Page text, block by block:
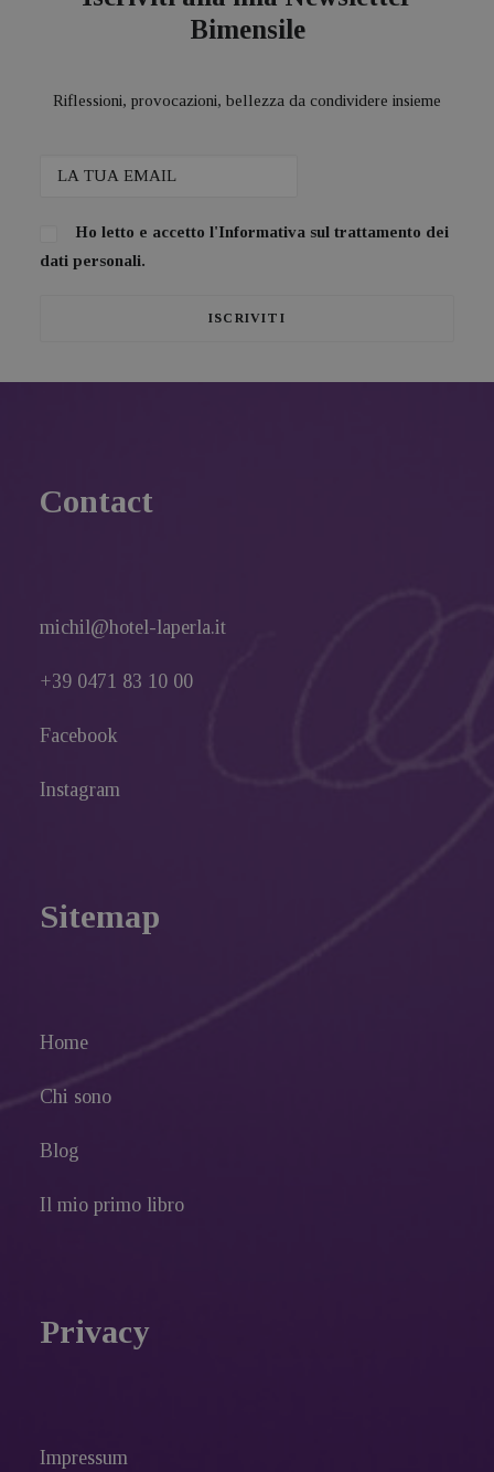
Bimensile
Riflessioni, provocazioni, bellezza da condividere insieme
Ho letto e accetto l'Informativa sul trattamento dei
dati personali.
Contact
michil@hotel-laperla.it
+39 0471 83 10 00
Facebook
Instagram
Sitemap
Home
Chi sono
Blog
Il mio primo libro
Privacy
Impressum